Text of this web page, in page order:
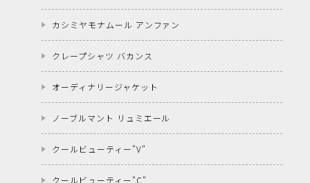
カシミヤモナムール アンファン
クレープシャツ バカンス
オーディナリージャケット
ノーブルマント リュミエール
クールビューティー"V"
クールビューティー"C"